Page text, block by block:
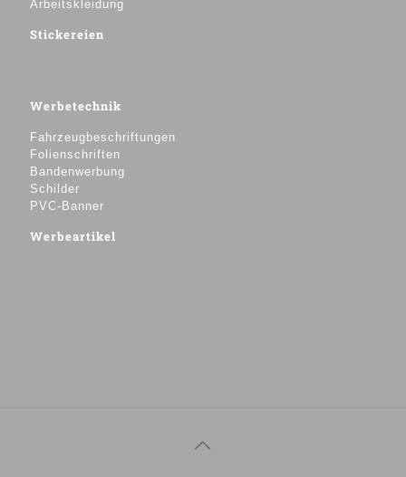
Arbeitskleidung
Stickereien
Werbetechnik
Fahrzeugbeschriftungen
Folienschriften
Bandenwerbung
Schilder
PVC-Banner
Werbeartikel